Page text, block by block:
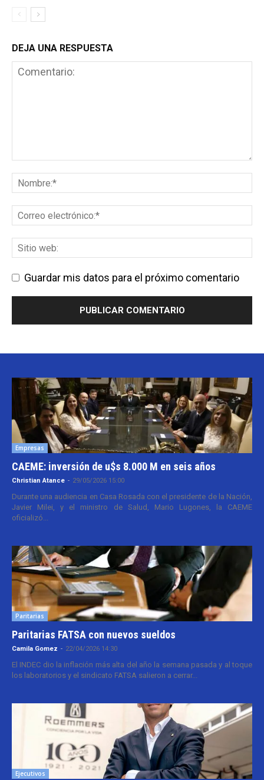
DEJA UNA RESPUESTA
Guardar mis datos para el próximo comentario
Empresas
CAEME: inversión de u$s 8.000 M en seis años
Christian Atance - 29/05/2026 15:00
Durante una audiencia en Casa Rosada con el presidente de la Nación,
Javier Milei, y el ministro de Salud, Mario Lugones, la CAEME
oficializó...
Paritarias
Paritarias FATSA con nuevos sueldos
Camila Gomez - 22/04/2026 14:30
El INDEC dio la inflación más alta del año la semana pasada y al toque
los laboratorios y el sindicato FATSA salieron a cerrar...
Ejecutivos